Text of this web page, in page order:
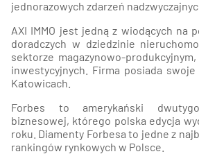
jednorazowych zdarzeń
AXI IMMO jest jedną z wiodących na
doradczych w dziedzinie
sektorze magazynowo-
inwestycyjnych. Firma posiada
Katowicach.
Forbes to amerykański
biznesowej, którego polska edycja
roku. Diamenty Forbesa to jedne z
rankingów rynkowych w Polsce.